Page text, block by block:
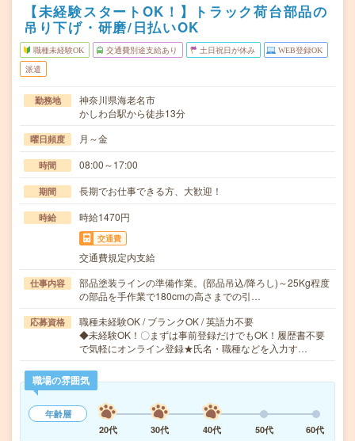
【未経験スタートOK！】トラック荷台部品の
吊り下げ・研磨/日払いOK
職種未経験OK 交通費別途支給あり 土日祝日が休み WEB登録OK
派遣
勤務地
神奈川県海老名市
かしわ台駅から徒歩13分
曜日頻度 月～金
時間 08:00～17:00
期間 長期でお仕事できる方、大歓迎！
時給 時給1470円
交通費
交通費規定内支給
仕事内容
部品塗装ラインの準備作業。(部品吊込/降ろし)～25Kg程度
の部品を手作業で180cmの高さまでの引…
応募資格
職種未経験OK / ブランクOK / 英語力不要
◆未経験OK！〇まずは事前登録だけでもOK！履歴書不要
で気軽にオンライン登録★氏名・職種などを入力す…
職場の雰囲気
年齢層
20代
30代 40代 50代 60代